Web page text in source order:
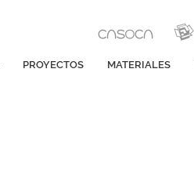
PROYECTOS MATERIALES